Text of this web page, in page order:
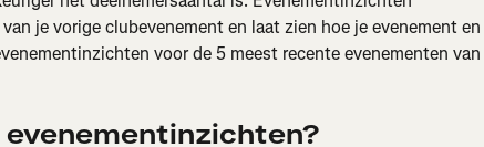
je vorige clubevenement en laat zien hoe je evenement en
voor de 5 meest recente evenementen van
evenementinzichten?